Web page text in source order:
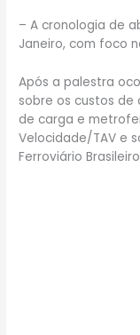
– A cronologia de
Janeiro, com foco
Após a palestra
sobre os custos
de carga e
Velocidade/TAV e
Ferroviário